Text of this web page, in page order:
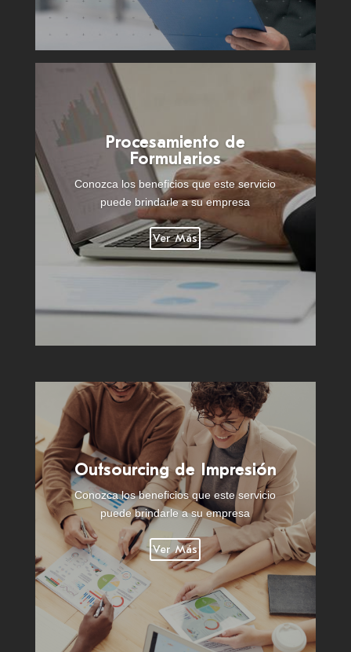
Procesamiento de
Formularios
Conozca los beneficios que este servicio
puede brindarle a su empresa
Ver Más
Outsourcing de Impresión
Conozca los beneficios que este servicio
puede brindarle a su empresa
Ver Más